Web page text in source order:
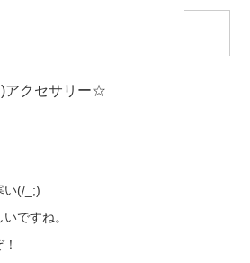
アクセサリー☆
い(/_;)
ですね。